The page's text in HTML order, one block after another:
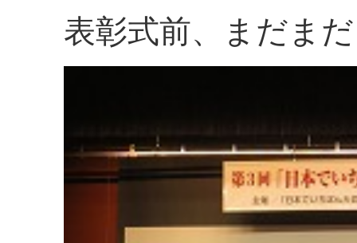
表彰式前、まだま